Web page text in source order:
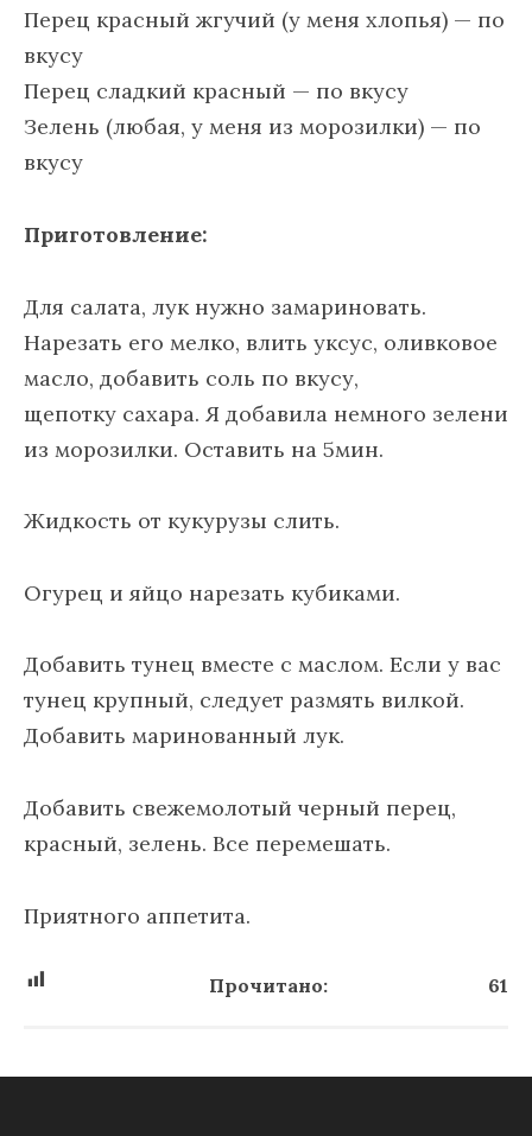
Перец красный жгучий (у меня хлопья) — по
вкусу
Перец сладкий красный — по вкусу
Зелень (любая, у меня из морозилки) — по
вкусу
Приготовление:
Для салата, лук нужно замариновать.
Нарезать его мелко, влить уксус, оливковое
масло, добавить соль по вкусу,
щепотку сахара. Я добавила немного зелени
из морозилки. Оставить на 5мин.
Жидкость от кукурузы слить.
Огурец и яйцо нарезать кубиками.
Добавить тунец вместе с маслом. Если у вас
тунец крупный, следует размять вилкой.
Добавить маринованный лук.
Добавить свежемолотый черный перец,
красный, зелень. Все перемешать.
Приятного аппетита.
Прочитано: 61